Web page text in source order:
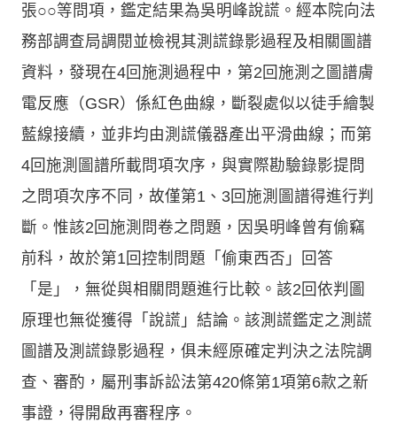
張○○等問項，鑑定結果為吳明峰說謊。經本院向法
務部調查局調閱並檢視其測謊錄影過程及相關圖譜
資料，發現在4回施測過程中，第2回施測之圖譜膚
電反應（GSR）係紅色曲線，斷裂處似以徒手繪製
藍線接續，並非均由測謊儀器產出平滑曲線；而第
4回施測圖譜所載問項次序，與實際勘驗錄影提問
之問項次序不同，故僅第1、3回施測圖譜得進行判
斷。惟該2回施測問卷之問題，因吳明峰曾有偷竊
前科，故於第1回控制問題「偷東西否」回答
「是」，無從與相關問題進行比較。該2回依判圖
原理也無從獲得「說謊」結論。該測謊鑑定之測謊
圖譜及測謊錄影過程，俱未經原確定判決之法院調
查、審酌，屬刑事訴訟法第420條第1項第6款之新
事證，得開啟再審程序。